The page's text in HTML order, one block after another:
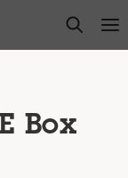
open
Box